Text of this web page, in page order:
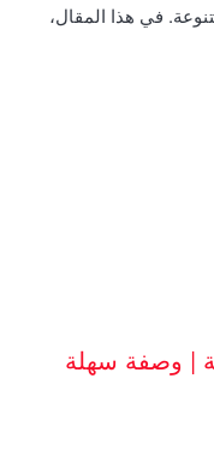
في هذا المقال،
| وصفة سهلة